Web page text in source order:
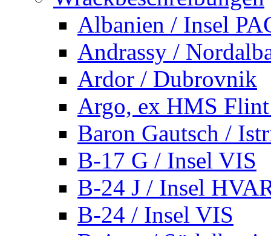
Albanien / Insel
Andrassy /
Ardor / Dubrovnik
Argo, ex HMS
Baron Gautsch /
B-17 G / Insel VIS
B-24 J / Insel
B-24 / Insel VIS